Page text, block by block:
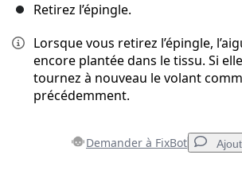
Retirez l’épingle.
Lorsque vous retirez l’épingle,
encore plantée dans le tissu. Si elle
tournez à nouveau le volant
précédemment.
Demander à FixBot